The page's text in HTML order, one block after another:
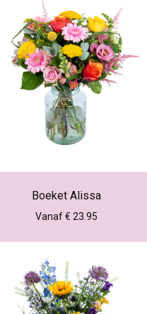
Boeket Alissa
Vanaf € 23.95